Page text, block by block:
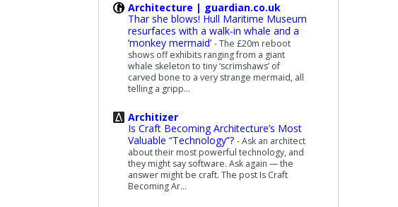
Architecture | guardian.co.uk
Thar she blows! Hull Maritime Museum
resurfaces with a walk-in whale and a
‘monkey mermaid’ -The £20m reboot
shows off exhibits ranging from a giant
whale skeleton to tiny ‘scrimshaws’ of
carved bone to a very strange mermaid, all
telling a gripp...
Architizer
Is Craft Becoming Architecture’s Most
Valuable “Technology”? -Ask an architect
about their most powerful technology, and
they might say software. Ask again — the
answer might be craft. The post Is Craft
Becoming Ar...